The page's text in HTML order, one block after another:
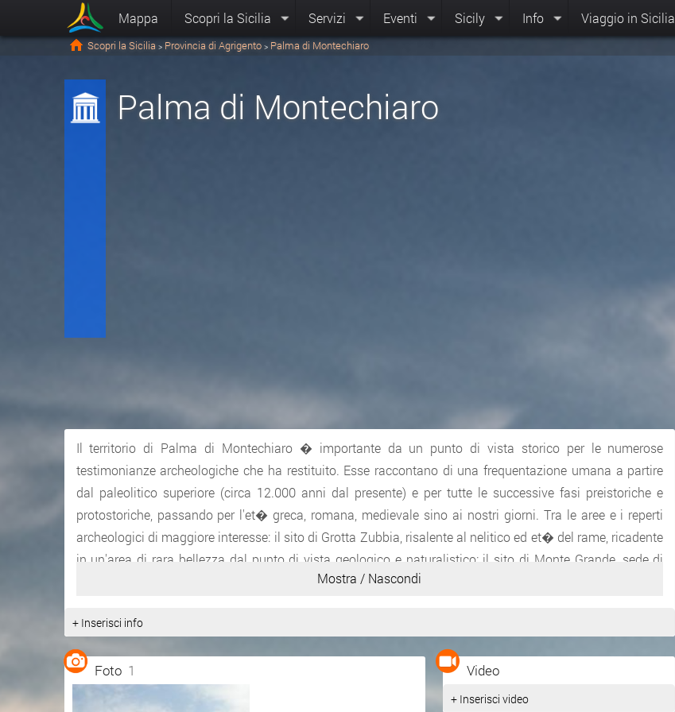
Mappa Scopri la Sicilia Servizi Eventi Sicily Info Viaggio in Sicilia
Scopri la Sicilia > Provincia di Agrigento > Palma di Montechiaro
Palma di Montechiaro
Il territorio di Palma di Montechiaro � importante da un punto di vista storico per le numerose
testimonianze archeologiche che ha restituito. Esse raccontano di una frequentazione umana a partire
dal paleolitico superiore (circa 12.000 anni dal presente) e per tutte le successive fasi preistoriche e
protostoriche, passando per l'et� greca, romana, medievale sino ai nostri giorni. Tra le aree e i reperti
archeologici di maggiore interesse: il sito di Grotta Zubbia, risalente al nelitico ed et� del rame, ricadente
in un'area di rara bellezza dal punto di vista geologico e naturalistico; il sito di Monte Grande, sede di
un'attivit�, ininterrotta, di estrazione e lavorazione dello zolfo dall'et� preistorica fino alla met� del
egeo nell'et� del bronzo; le statuine lignee "xoana" ritrovate in un deposito votivo in c/da Tumazzo,
risalenti una al VII e due ai primi del VI secolo a.C., una rarit� nel panorama mondiale dei ritrovamenti di
statue greche lignee di stile subdedalico.
Il territorio palmese riacquista prestigio, nel mondo occidentale, nel corso della prima met� del '600,
Mostra / Nascondi
+ Inserisci info
Foto 1 Video
+ Inserisci video